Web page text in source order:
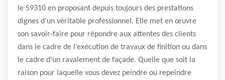
le 59310 en proposant depuis toujours des prestations
dignes d’un véritable professionnel. Elle met en œuvre
son savoir-faire pour répondre aux attentes des clients
dans le cadre de l’exécution de travaux de finition ou dans
le cadre d’un ravalement de façade. Quelle que soit la
raison pour laquelle vous devez peindre ou repeindre